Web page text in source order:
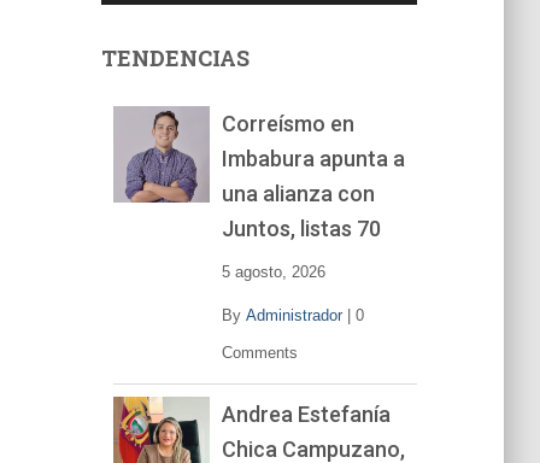
tTENDENCIAS
Correísmo en
Imbabura apunta a
una alianza con
Juntos, listas 70
5 agosto, 2026
By Administrador| 0
Comments
Andrea Estefanía
Chica Campuzano,